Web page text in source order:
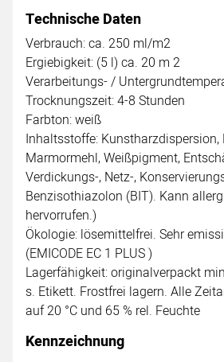
Technische Daten
Verbrauch: ca. 250 ml/m2
Ergiebigkeit: (5 l) ca. 20 m 2
Verarbeitungs- /
Trocknungszeit: 4-8 Stunden
Farbton: weiß
Inhaltsstoffe:
Marmormehl, Weißpigment,
Verdickungs-, Netz-,
Benzisothiazolon (BIT). Kann
hervorrufen.)
Ökologie: lösemittelfrei. Sehr
(EMICODE EC 1 PLUS )
Lagerfähigkeit: originalverpackt
s. Etikett. Frostfrei lagern. Alle
auf 20 °C und 65 % rel. Feuchte
Kennzeichnung